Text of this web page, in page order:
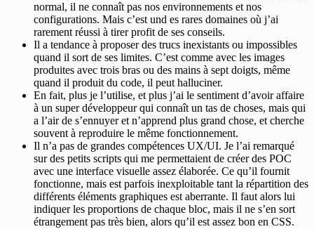
normal, il ne connaît pas nos environnements et nos
configurations. Mais c’est und es rares domaines où j’ai
rarement réussi à tirer profit de ses conseils.
Il a tendance à proposer des trucs inexistants ou impossibles
quand il sort de ses limites. C’est comme avec les images
produites avec trois bras ou des mains à sept doigts, même
quand il produit du code, il peut halluciner.
En fait, plus je l’utilise, et plus j’ai le sentiment d’avoir affaire
à un super développeur qui connaît un tas de choses, mais qui
a l’air de s’ennuyer et n’apprend plus grand chose, et cherche
souvent à reproduire le même fonctionnement.
Il n’a pas de grandes compétences UX/UI. Je l’ai remarqué
sur des petits scripts qui me permettaient de créer des POC
avec une interface visuelle assez élaborée. Ce qu’il fournit
fonctionne, mais est parfois inexploitable tant la répartition des
différents éléments graphiques est aberrante. Il faut alors lui
indiquer les proportions de chaque bloc, mais il ne s’en sort
étrangement pas très bien, alors qu’il est assez bon en CSS.